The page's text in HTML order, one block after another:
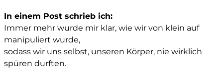
In einem Post schrieb ich:
Immer mehr wurde mir klar, wie wir von klein auf
manipuliert wurde,
sodass wir uns selbst, unseren Körper, nie wirklich
spüren durften.